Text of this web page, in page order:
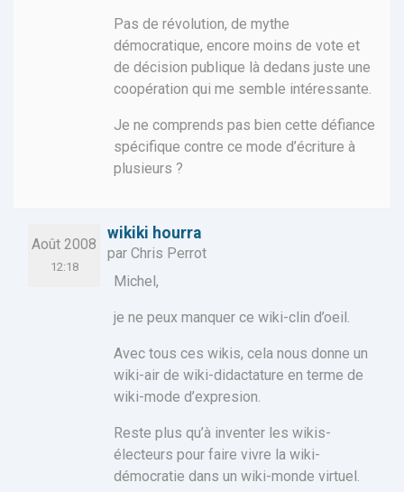
Pas de révolution, de mythe
démocratique, encore moins de vote et
de décision publique là dedans juste une
coopération qui me semble intéressante.
Je ne comprends pas bien cette défiance
spécifique contre ce mode d’écriture à
plusieurs ?
Août 2008
12:18
wikiki hourra
par Chris Perrot
Michel,
je ne peux manquer ce wiki-clin d’oeil.
Avec tous ces wikis, cela nous donne un
wiki-air de wiki-didactature en terme de
wiki-mode d’expresion.
Reste plus qu’à inventer les wikis-
électeurs pour faire vivre la wiki-
démocratie dans un wiki-monde virtuel.